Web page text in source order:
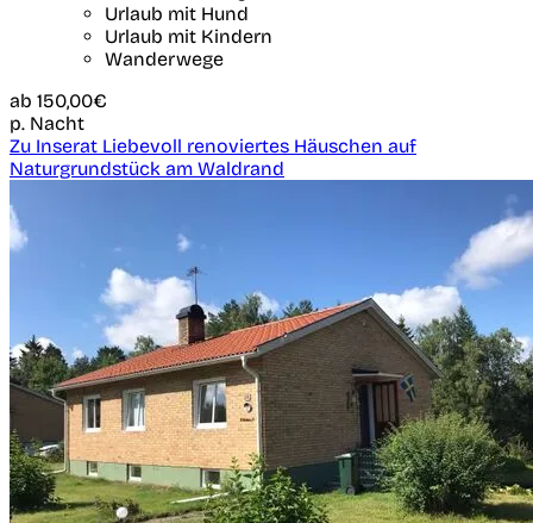
Urlaub mit Hund
Urlaub mit Kindern
Wanderwege
ab 150,00€
p. Nacht
Zu Inserat Liebevoll renoviertes Häuschen auf
Naturgrundstück am Waldrand